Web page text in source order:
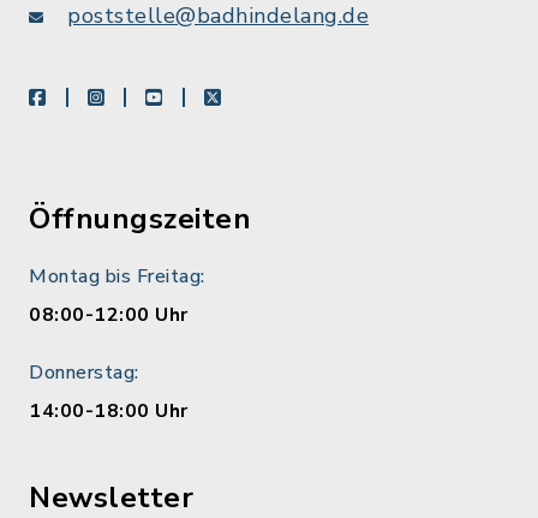
poststelle@badhindelang.de
facebookinstagramyoutubeX
Öffnungszeiten
Montag bis Freitag:
08:00-12:00 Uhr
Donnerstag:
14:00-18:00 Uhr
Newsletter